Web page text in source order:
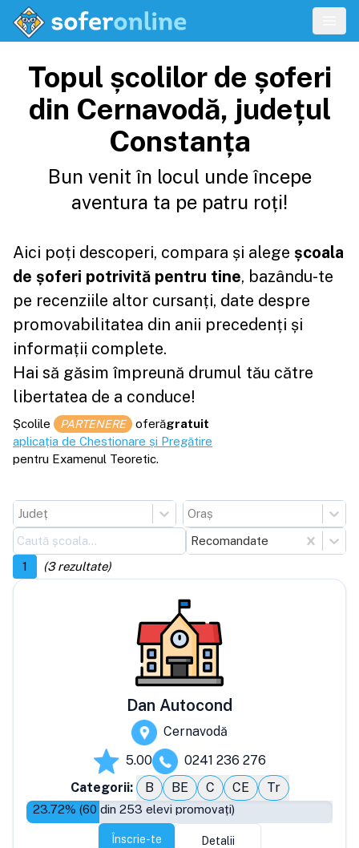
Topul școlilor de șoferi
din Cernavodă, județul
Constanța
Bun venit în locul unde începe
aventura ta pe patru roți!
Aici poți descoperi, compara și alege școala
de șoferi potrivită pentru tine, bazându-te
pe recenziile altor cursanți, date despre
promovabilitatea din anii precedenți și
informații complete.
Hai să găsim împreună drumul tău către
libertatea de a conduce!
Școlile PARTENERE oferăgratuit
aplicația de Chestionare și Pregătire
pentru Examenul Teoretic.
Județ
Oraș
Recomandate
1
(3rezultate)
Dan Autocond
Cernavodă
5.00
0241 236 276
Categorii:
B BE C CE Tr
23.72% (60 din 253 elevi promovați)
Înscrie-te Detalii